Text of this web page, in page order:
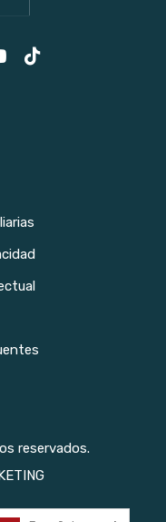
reservados.